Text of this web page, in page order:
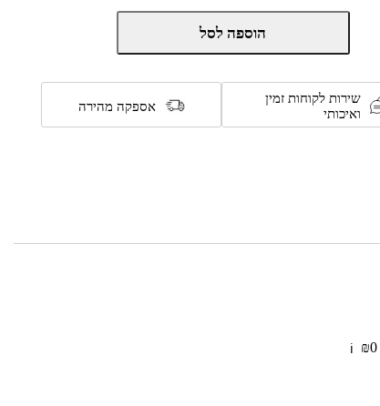
כמות
רולר
שיער
לחיות
מחמד
דגם
הוספה לסל
שירות לקוחות זמין
ואיכותי
אספקה מהירה
ℹ️